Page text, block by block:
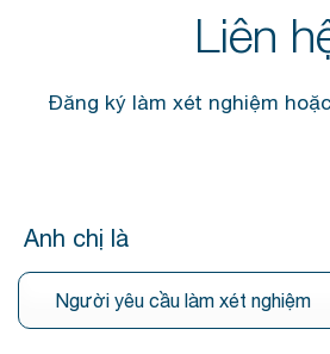
Liên
Đăng ký làm xét nghiệm
Anh chị là